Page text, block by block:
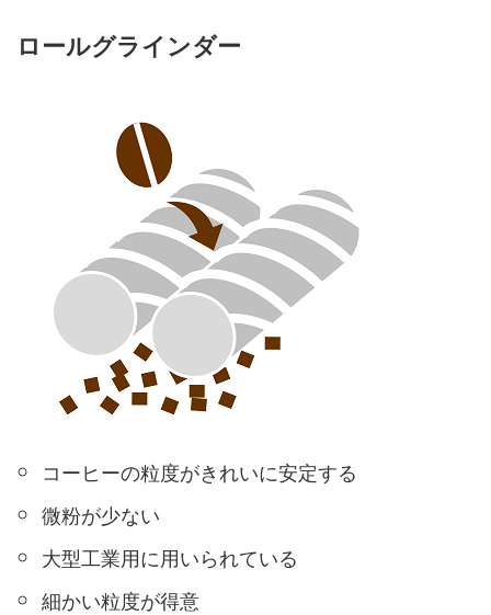
ロールグラインダー
コーヒーの粒度がきれいに安定する
微粉が少ない
大型工業用に用いられている
細かい粒度が得意